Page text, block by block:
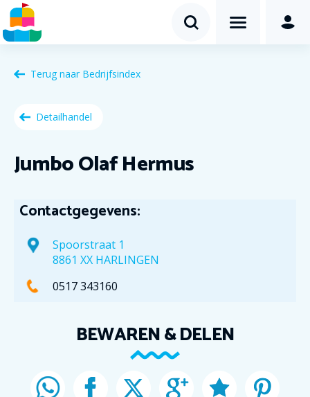
Terug naar Bedrijfsindex
Detailhandel
Jumbo Olaf Hermus
Contactgegevens:
Spoorstraat 1
8861 XX HARLINGEN
0517 343160
BEWAREN & DELEN